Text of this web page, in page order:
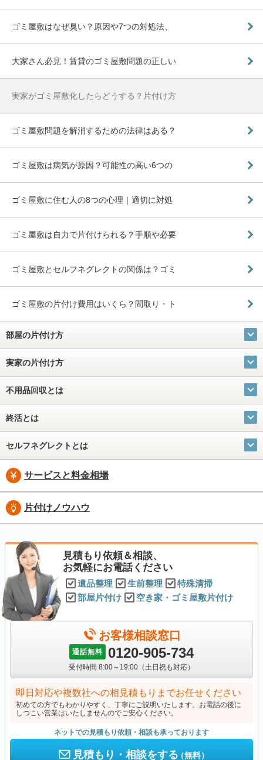
ゴミ屋敷はなぜ臭い？原因や7つの対処法、
大家さん必見！賃貸のゴミ屋敷問題の正しい
実家がゴミ屋敷化したらどうする？片付け方
ゴミ屋敷問題を解消するための法律はある？
ゴミ屋敷は病気が原因？可能性の高い6つの
ゴミ屋敷に住む人の8つの心理｜適切に対処
ゴミ屋敷は自力で片付けられる？手順や必要
ゴミ屋敷とセルフネグレクトの関係は？ゴミ
ゴミ屋敷の片付け費用はいくら？間取り・ト
部屋の片付け方
実家の片付け方
不用品回収とは
終活とは
セルフネグレクトとは
サービスと料金相場
片付けノウハウ
見積もり依頼＆相談、
お気軽にお電話ください
遺品整理 生前整理
特殊清掃
部屋片付け
空き家・ゴミ屋敷片付け
お客様相談窓口
通話無料 0120-905-734
受付時間 8:00～19:00（土日祝も対応）
即日対応や複数社への相見積もりまでお任せください
初めての方でもわかりやすく、丁寧にご説明いたします。お電話の後に
しつこい営業はいたしませんのでご安心ください。
ネットでの見積もり依頼・相談も承っております
見積もり・相談をする（無料）